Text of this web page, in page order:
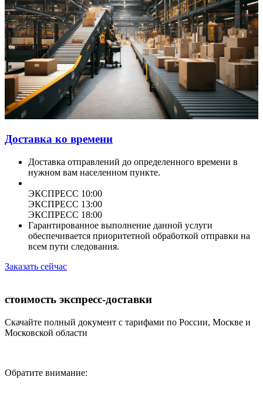
Доставка ко времени
Доставка отправлений до определенного времени в
нужном вам населенном пункте.
ЭКСПРЕСС 10:00
ЭКСПРЕСС 13:00
ЭКСПРЕСС 18:00
Гарантированное выполнение данной услуги
обеспечивается приоритетной обработкой отправки на
всем пути следования.
Заказать сейчас
стоимость экспресс-доставки
Скачайте полный документ с тарифами по России, Москве и
Московской области
Обратите внимание: